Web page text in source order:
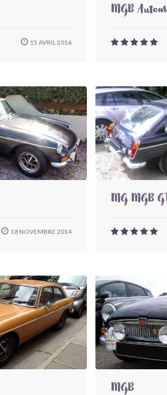
15 AVRIL 2016
MGB
18 NOVEMBRE 2014
MG MGB
MGB